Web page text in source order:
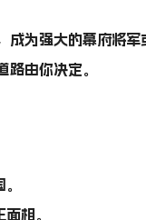
为强大的幕府将军
由你决定。
相。